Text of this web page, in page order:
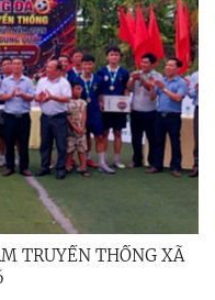
TRUYỀN THỐNG XÃ